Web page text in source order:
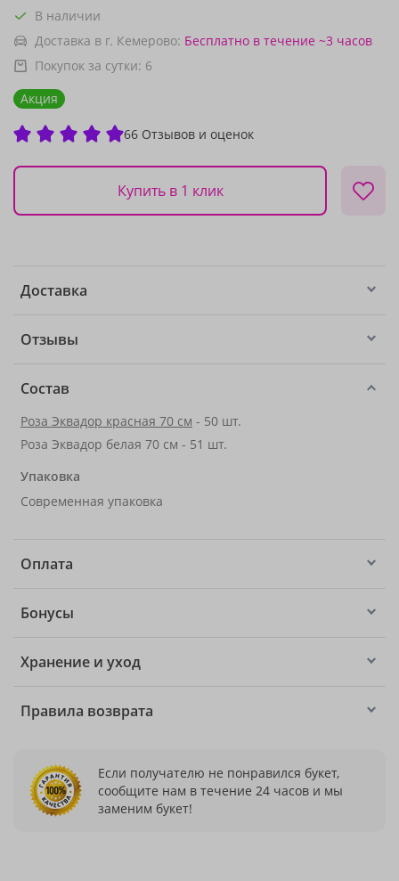
В наличии
Доставка в г. Кемерово: Бесплатно в течение ~3 часов
Покупок за сутки: 6
Акция
66 Отзывов и оценок
Купить в 1 клик
Доставка
Отзывы
Состав
Роза Эквадор красная 70 см - 50 шт.
Роза Эквадор белая 70 см - 51 шт.
Упаковка
Современная упаковка
Оплата
Бонусы
Хранение и уход
Правила возврата
Если получателю не понравился букет,
сообщите нам в течение 24 часов и мы
заменим букет!